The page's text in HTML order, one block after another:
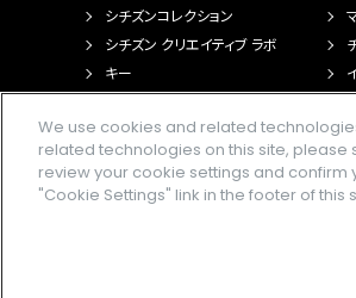
シチズンコレクション
シチズン クリエイティブ ラボ
キー
We use cookies and related
related technologies on this site, please
review your cookie settings and confirm
"Cookie Settings" link in the footer of this